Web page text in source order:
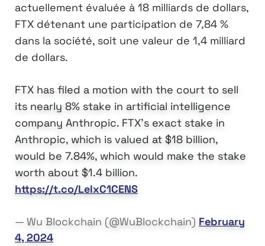
actuellement évaluée à 18 milliards de dollars,
FTX détenant une participation de 7,84 %
dans la société, soit une valeur de 1,4 milliard
de dollars.
FTX has filed a motion with the court to sell
its nearly 8% stake in artificial intelligence
company Anthropic. FTX’s exact stake in
Anthropic, which is valued at $18 billion,
would be 7.84%, which would make the stake
worth about $1.4 billion.
https://t.co/LeIxC1CENS
— Wu Blockchain (@WuBlockchain) February
4, 2024